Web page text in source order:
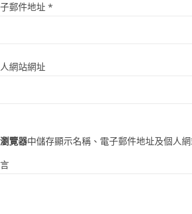
郵件地址 *
網站網址
瀏覽器中儲存顯示名稱、電子郵件地址及個人